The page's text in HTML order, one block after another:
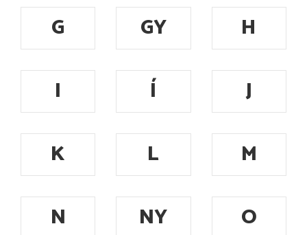
G
GY
H
I
Í
J
K
L
M
N
NY
O